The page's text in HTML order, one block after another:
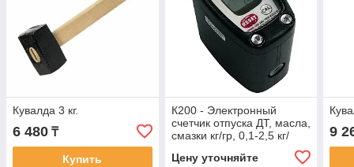
Кувалда 3 кг.
6 480 ₸
Купить
К200 - Электронный
счетчик отпуска ДТ, масла,
смазки кг/гр, 0,1-2,5 кг/
Цену уточняйте
9